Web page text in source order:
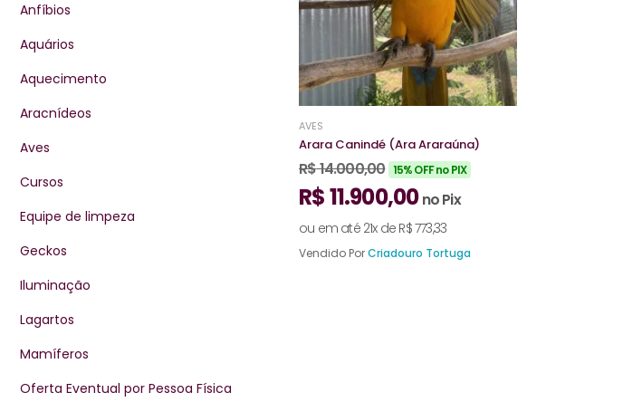
Anfíbios
Aquários
Aquecimento
Aracnídeos
Aves
Cursos
Equipe de limpeza
Geckos
Iluminação
Lagartos
Mamíferos
Oferta Eventual por Pessoa Física
AVES
Arara Canindé (Ara Araraúna)
R$14.000,00 15% OFF no PIX
R$11.900,00no Pix
ou em até 21x de R$773,33
Vendido PorCriadouro Tortuga